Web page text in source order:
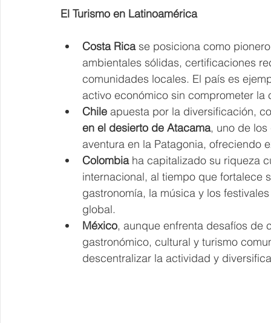
El Turismo en Latinoamérica
Costa Rica se posiciona como
ambientales sólidas, certificaciones
comunidades locales. El país es
activo económico sin comprometer la
Chile apuesta por la diversificación,
en el desierto de Atacama, uno de
aventura en la Patagonia, ofreciendo
Colombia ha capitalizado su riqueza
internacional, al tiempo que fortalece
gastronomía, la música y los
global.
México, aunque enfrenta desafíos
gastronómico, cultural y turismo
descentralizar la actividad y